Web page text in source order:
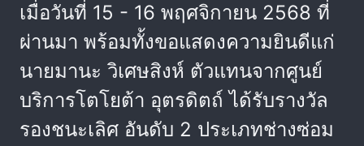
เมื่อวันที่ 15 - 16 พฤศจิกายน 2568 ที่
ผ่านมา พร้อมทั้งขอแสดงความยินดีแก่
นายมานะ วิเศษสิงห์ ตัวแทนจากศูนย์
บริการโตโยต้า อุตรดิตถ์ ได้รับรางวัล
รองชนะเลิศ อันดับ 2 ประเภทช่างซ่อม